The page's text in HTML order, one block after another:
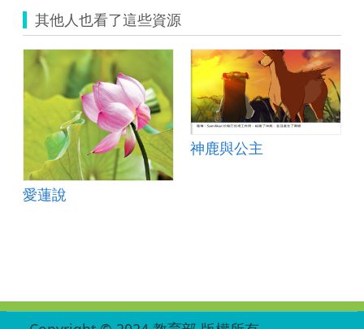
其他人也看了這些資源
愛蓮說
神鹿與公主